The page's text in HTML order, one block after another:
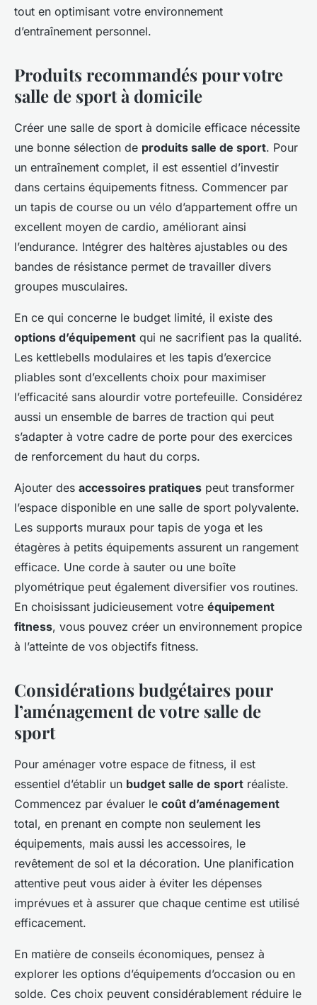
tout en optimisant votre environnement
d’entraînement personnel.
Produits recommandés pour votre
salle de sport à domicile
Créer une salle de sport à domicile efficace nécessite
une bonne sélection de produits salle de sport. Pour
un entraînement complet, il est essentiel d’investir
dans certains équipements fitness. Commencer par
un tapis de course ou un vélo d’appartement offre un
excellent moyen de cardio, améliorant ainsi
l’endurance. Intégrer des haltères ajustables ou des
bandes de résistance permet de travailler divers
groupes musculaires.
En ce qui concerne le budget limité, il existe des
options d’équipement qui ne sacrifient pas la qualité.
Les kettlebells modulaires et les tapis d’exercice
pliables sont d’excellents choix pour maximiser
l’efficacité sans alourdir votre portefeuille. Considérez
aussi un ensemble de barres de traction qui peut
s’adapter à votre cadre de porte pour des exercices
de renforcement du haut du corps.
Ajouter des accessoires pratiques peut transformer
l’espace disponible en une salle de sport polyvalente.
Les supports muraux pour tapis de yoga et les
étagères à petits équipements assurent un rangement
efficace. Une corde à sauter ou une boîte
plyométrique peut également diversifier vos routines.
En choisissant judicieusement votre équipement
fitness, vous pouvez créer un environnement propice
à l’atteinte de vos objectifs fitness.
Considérations budgétaires pour
l’aménagement de votre salle de
sport
Pour aménager votre espace de fitness, il est
essentiel d’établir un budget salle de sport réaliste.
Commencez par évaluer le coût d’aménagement
total, en prenant en compte non seulement les
équipements, mais aussi les accessoires, le
revêtement de sol et la décoration. Une planification
attentive peut vous aider à éviter les dépenses
imprévues et à assurer que chaque centime est utilisé
efficacement.
En matière de conseils économiques, pensez à
explorer les options d’équipements d’occasion ou en
solde. Ces choix peuvent considérablement réduire le